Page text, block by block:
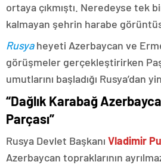
ortaya çıkmıştı. Neredeyse tek
kalmayan şehrin harabe
Rusyaheyeti Azerbaycan ve
görüşmeler gerçekleştirirken
umutlarını başladığı Rusya’dan
“Dağlık Karabağ
Parçası”
Rusya Devlet Başkanı Vladimir
Azerbaycan topraklarının